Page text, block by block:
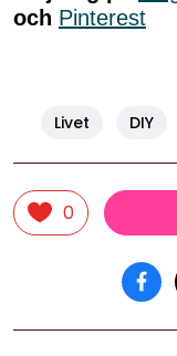
och Pinterest
Livet DIY
0